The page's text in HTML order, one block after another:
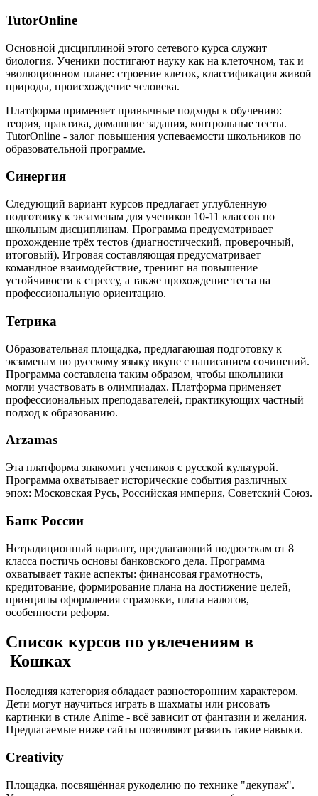
TutorOnline
Основной дисциплиной этого сетевого курса служит
биология. Ученики постигают науку как на клеточном, так и
эволюционном плане: строение клеток, классификация живой
природы, происхождение человека.
Платформа применяет привычные подходы к обучению:
теория, практика, домашние задания, контрольные тесты.
TutorOnline - залог повышения успеваемости школьников по
образовательной программе.
Синергия
Следующий вариант курсов предлагает углубленную
подготовку к экзаменам для учеников 10-11 классов по
школьным дисциплинам. Программа предусматривает
прохождение трёх тестов (диагностический, проверочный,
итоговый). Игровая составляющая предусматривает
командное взаимодействие, тренинг на повышение
устойчивости к стрессу, а также прохождение теста на
профессиональную ориентацию.
Тетрика
Образовательная площадка, предлагающая подготовку к
экзаменам по русскому языку вкупе с написанием сочинений.
Программа составлена таким образом, чтобы школьники
могли участвовать в олимпиадах. Платформа применяет
профессиональных преподавателей, практикующих частный
подход к образованию.
Arzamas
Эта платформа знакомит учеников с русской культурой.
Программа охватывает исторические события различных
эпох: Московская Русь, Российская империя, Советский Союз.
Банк России
Нетрадиционный вариант, предлагающий подросткам от 8
класса постичь основы банковского дела. Программа
охватывает такие аспекты: финансовая грамотность,
кредитование, формирование плана на достижение целей,
принципы оформления страховки, плата налогов,
особенности реформ.
Список курсов по увлечениям в
Кошках
Последняя категория обладает разносторонним характером.
Дети могут научиться играть в шахматы или рисовать
картинки в стиле Anime - всё зависит от фантазии и желания.
Предлагаемые ниже сайты позволяют развить такие навыки.
Creativity
Площадка, посвящённая рукоделию по технике "декупаж".